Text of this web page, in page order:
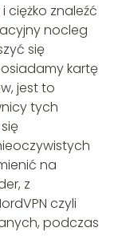
ciężko znaleźć
nocleg
się
kartę
jest to
tych
na
z
czyli
podczas